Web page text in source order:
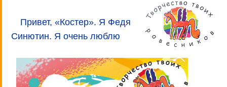
Привет, «Костер». Я Федя
Синютин. Я очень люблю